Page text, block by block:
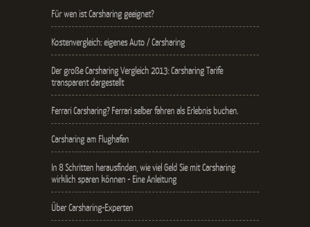
Für wen ist Carsharing geeignet?
Kostenvergleich: eigenes Auto / Carsharing
Der große Carsharing Vergleich 2013: Carsharing Tarife
transparent dargestellt
Ferrari Carsharing? Ferrari selber fahren als Erlebnis buchen.
Carsharing am Flughafen
In 8 Schritten herausfinden, wie viel Geld Sie mit Carsharing
wirklich sparen können - Eine Anleitung
Über Carsharing-Experten